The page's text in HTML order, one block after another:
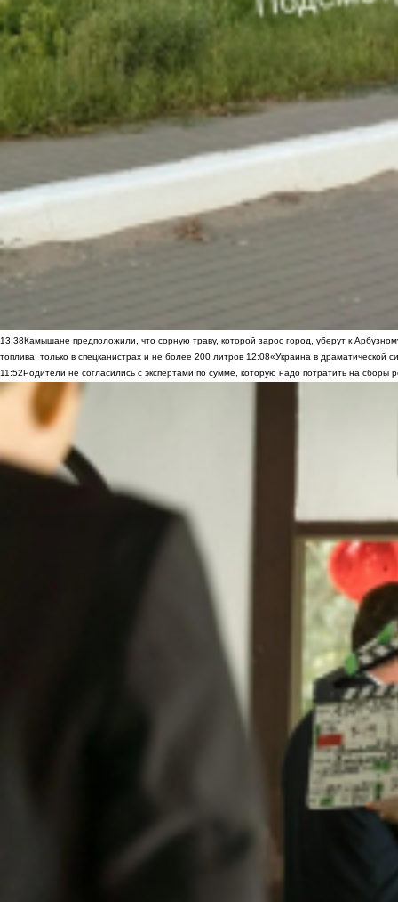
13:38Камышане предположили, что сорную траву, которой зарос город, уберут к
топлива: только в спецканистрах и не более 200 литров 12:08«Украина в драматической
11:52Родители не согласились с экспертами по сумме, которую надо потратить на сборы